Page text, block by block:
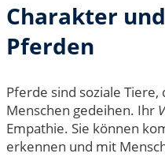
Charakter
Pferden
Pferde sind soziale
Menschen gedeihen. Ihr
Empathie. Sie können
erkennen und mit